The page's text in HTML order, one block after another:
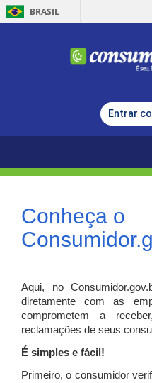
BRASIL
Entrar
Conheça o
Aqui, no
diretamente com as
comprometem a
reclamações de seus
É simples e fácil!
Primeiro, o consumidor